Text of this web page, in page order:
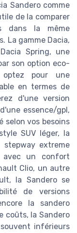
Sandero comme
de la comparer
dans la même
La gamme Dacia,
Spring, une
son option eco-
optez pour une
en termes de
d'une version
essence/gpl,
selon vos besoins
SUV léger, la
stepway extreme
avec un confort
Clio, un autre
la Sandero se
de versions
la sandero
coûts, la Sandero
inférieurs